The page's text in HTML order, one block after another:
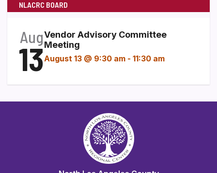
NLACRC BOARD
Aug
13
Vendor Advisory Committee
Meeting
August 13 @ 9:30 am - 11:30 am